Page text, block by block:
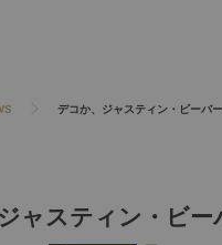
デコか、ジャスティン・ビーバ
ャスティン・ビ